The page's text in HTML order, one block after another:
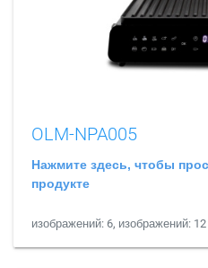
OLM-NPA005
Нажмите здесь, чтобы
продукте
изображений: 6, изображений: